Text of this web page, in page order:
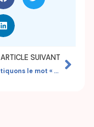
ARTICLE SUIVANT
Décortiquons le mot « subjectif »